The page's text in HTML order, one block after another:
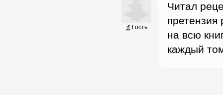
Гость
Читал
претензия
на всю
каждый